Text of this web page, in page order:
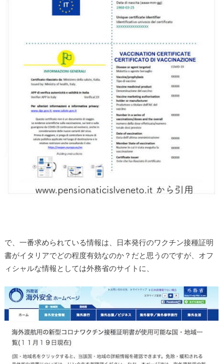
で、一番求められている情報は、日本発行のワクチン接種証明
書がイタリアでどの程度有効なのか？だと思うのですが、オフ
ィシャルな情報としては外務省のサイトに、